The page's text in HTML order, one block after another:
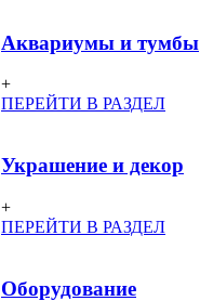
Аквариумы и тумбы
+
ПЕРЕЙТИ В РАЗДЕЛ
Украшение и декор
+
ПЕРЕЙТИ В РАЗДЕЛ
Оборудование